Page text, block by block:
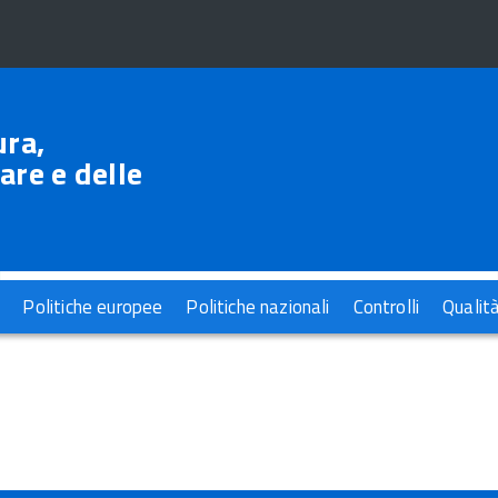
e delle
Politiche europee Politiche nazionali Controlli